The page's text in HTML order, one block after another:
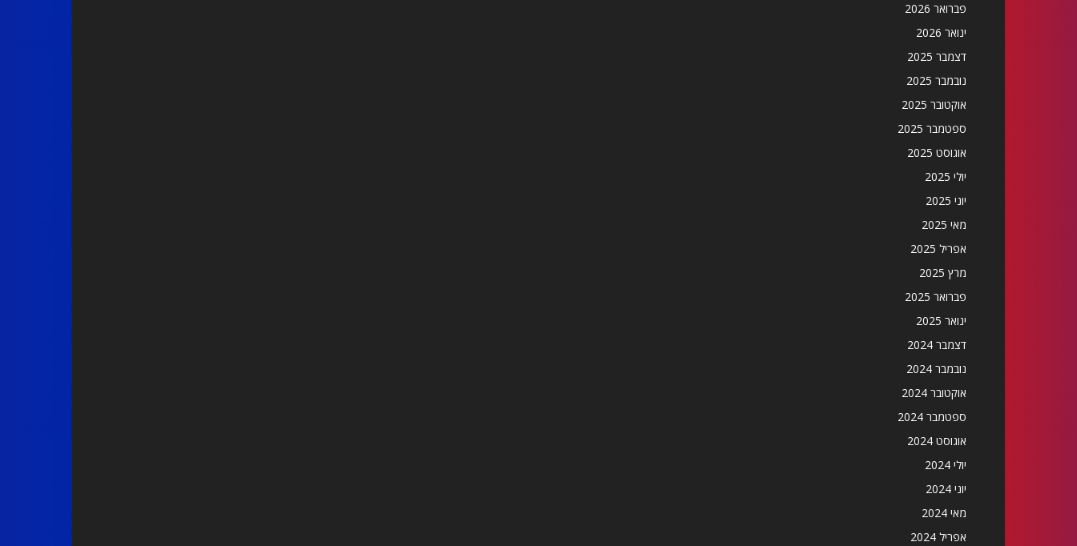
פברואר 2026
ינואר 2026
דצמבר 2025
נובמבר 2025
אוקטובר 2025
ספטמבר 2025
אוגוסט 2025
יולי 2025
יוני 2025
מאי 2025
אפריל 2025
מרץ 2025
פברואר 2025
ינואר 2025
דצמבר 2024
נובמבר 2024
אוקטובר 2024
ספטמבר 2024
אוגוסט 2024
יולי 2024
יוני 2024
מאי 2024
אפריל 2024